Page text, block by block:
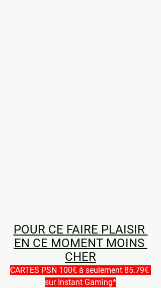
POUR CE FAIRE PLAISIR
EN CE MOMENT MOINS
CHER
CARTES PSN 100€ à seulement 85.79€
sur Instant Gaming*